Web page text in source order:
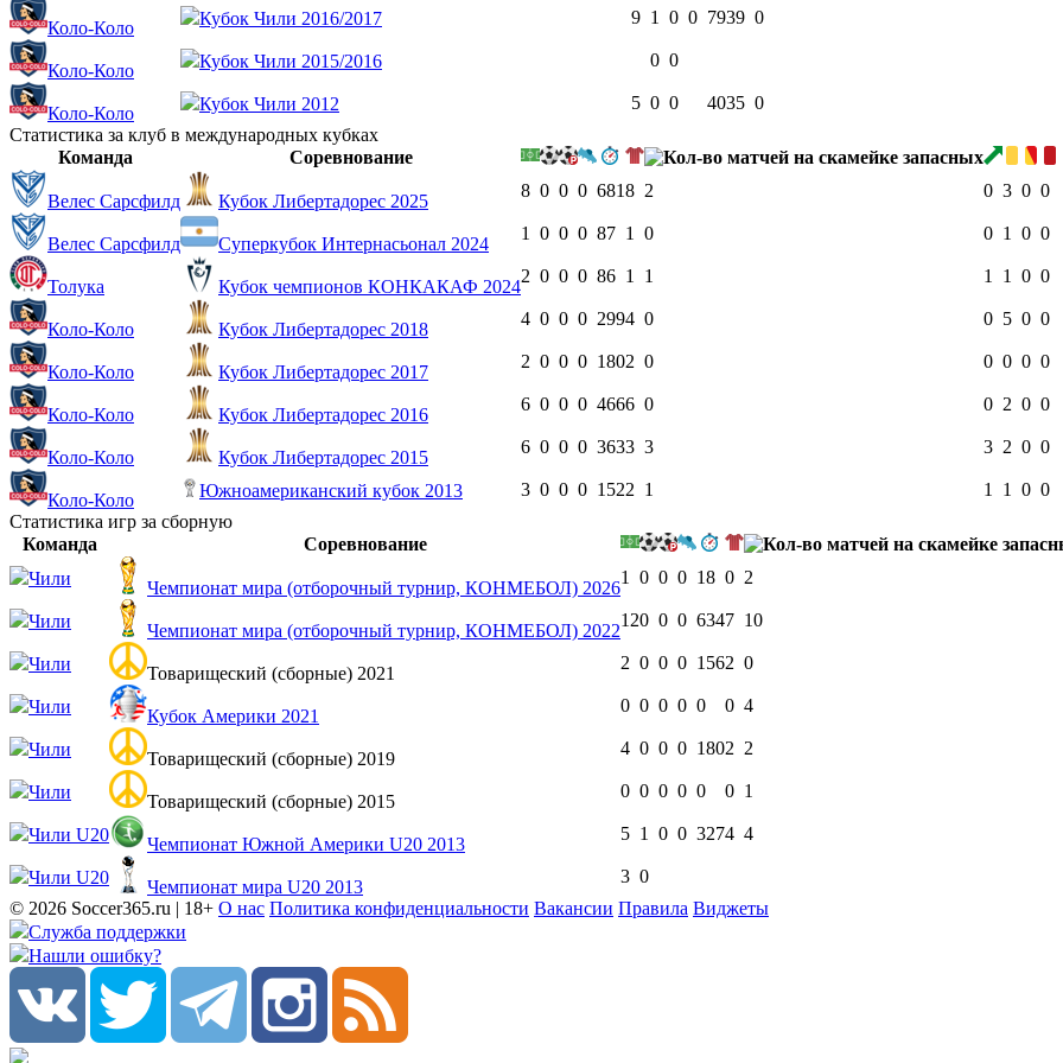
Коло-Коло Кубок Чили 2016/2017 9 1 0 0 7939 0
Коло-Коло Кубок Чили 2015/2016 0 0
Коло-Коло Кубок Чили 2012 5 0 0 4035 0
Статистика за клуб в международных кубках
Команда
Соревнование
Велес Сарсфилд Кубок Либертадорес 2025
8 0 0 0 6818 2 0 3 0 0
Велес Сарсфилд Суперкубок Интернасьонал 2024
1 0 0 0 87 1 0 0 1 0 0
Толука Кубок чемпионов КОНКАКАФ 2024
2 0 0 0 86 1 1 1 1 0 0
Коло-Коло Кубок Либертадорес 2018
4 0 0 0 2994 0 0 5 0 0
Коло-Коло Кубок Либертадорес 2017
2 0 0 0 1802 0 0 0 0 0
Коло-Коло Кубок Либертадорес 2016
6 0 0 0 4666 0 0 2 0 0
Коло-Коло Кубок Либертадорес 2015
6 0 0 0 3633 3 3 2 0 0
Коло-Коло Южноамериканский кубок 2013 3 0 0 0 1522 1 1 1 0 0
Статистика игр за сборную
Команда
Соревнование
Чили
Чемпионат мира (отборочный турнир, КОНМЕБОЛ) 2026
1 0 0 0 18 0 2
Чили Чемпионат мира (отборочный турнир, КОНМЕБОЛ) 2022
120 0 0 6347 10
Чили Товарищеский (сборные) 2021
2 0 0 0 1562 0
Чили Кубок Америки 2021
0 0 0 0 0 0 4
Чили Товарищеский (сборные) 2019
4 0 0 0 1802 2
Чили Товарищеский (сборные) 2015
0 0 0 0 0 0 1
Чили U20 Чемпионат Южной Америки U20 2013
5 1 0 0 3274 4
Чили U20 Чемпионат мира U20 2013
3 0
© 2026 Soccer365.ru | 18+ О нас Политика конфиденциальности Вакансии Правила Виджеты
Служба поддержки
Нашли ошибку?